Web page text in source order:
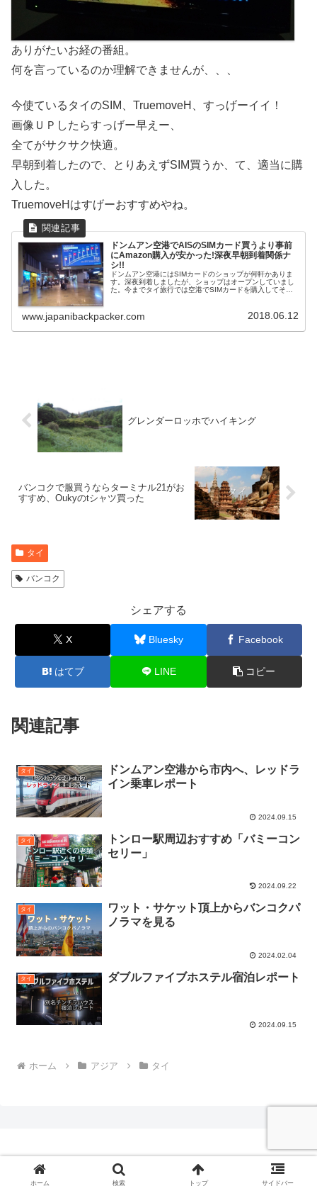
ありがたいお経の番組。
何を言っているのか理解できませんが、、、
今使ているタイのSIM、TruemoveH、すっげーイイ！
画像ＵＰしたらすっげー早えー、
全てがサクサク快適。
早朝到着したので、とりあえずSIM買うか、て、適当に購
入した。
TruemoveHはすげーおすすめやね。
ドンムアン空港でAISのSIMカード買うより事前
にAmazon購入が安かった!深夜早朝到着関係ナ
シ!!
ドンムアン空港にはSIMカードのショップが何軒かありま
す。深夜到着しましたが、ショップはオープンしていまし
た。今までタイ旅行では空港でSIMカードを購入してその
www.japanibackpacker.com 2018.06.12
グレンダーロッホでハイキング
バンコクで服買うならターミナル21がお
すすめ、Oukyのtシャツ買った
タイ
バンコク
シェアする
X Bluesky Facebook
はてブ LINE コピー
関連記事
タイ
ドンムアン空港から市内へ、レッドラ
イン乗車レポート
2024.09.15
タイ
トンロー駅周辺おすすめ「バミーコン
セリー」
2024.09.22
タイ
ワット・サケット頂上からバンコクパ
ノラマを見る
2024.02.04
タイ ダブルファイブホステル宿泊レポート
2024.09.15
ホーム アジア タイ
© 2008-2026 ジャパニ・バックパッカー海外旅行記.
ホーム 検索 トップ サイドバー